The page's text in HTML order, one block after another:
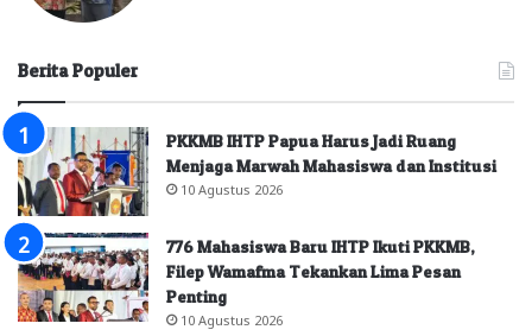
Berita Populer
PKKMB IHTP Papua Harus Jadi Ruang
Menjaga Marwah Mahasiswa dan Institusi
10 Agustus 2026
776 Mahasiswa Baru IHTP Ikuti PKKMB,
Filep Wamafma Tekankan Lima Pesan
Penting
10 Agustus 2026